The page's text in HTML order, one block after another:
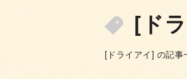
[ド
[ドライアイ] の記事